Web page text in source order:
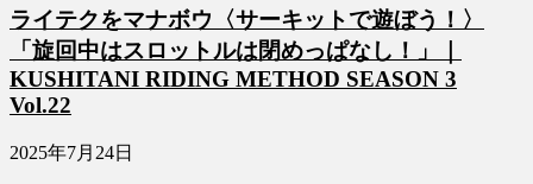
ライテクをマナボウ〈サーキットで遊ぼう！〉
「旋回中はスロットルは閉めっぱなし！」｜
KUSHITANI RIDING METHOD SEASON 3
Vol.22
2025年7月24日